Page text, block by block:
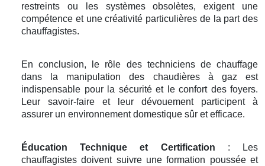
restreints ou les systèmes obsolètes, exigent une
compétence et une créativité particulières de la part des
chauffagistes.
En conclusion, le rôle des techniciens de chauffage
dans la manipulation des chaudières à gaz est
indispensable pour la sécurité et le confort des foyers.
Leur savoir-faire et leur dévouement participent à
assurer un environnement domestique sûr et efficace.
Éducation Technique et Certification : Les
chauffagistes doivent suivre une formation poussée et